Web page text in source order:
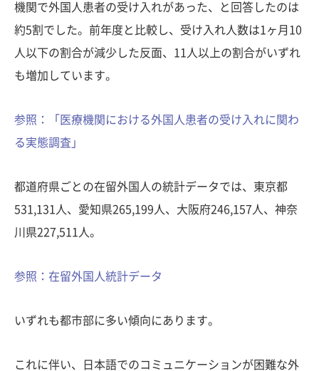
機関で外国人患者の受け入れがあった、と回答したのは
約5割でした。前年度と比較し、受け入れ人数は1ヶ月10
人以下の割合が減少した反面、11人以上の割合がいずれ
も増加しています。
参照：「医療機関における外国人患者の受け入れに関わ
る実態調査」
都道府県ごとの在留外国人の統計データでは、東京都
531,131人、愛知県265,199人、大阪府246,157人、神奈
川県227,511人。
参照：在留外国人統計データ
いずれも都市部に多い傾向にあります。
これに伴い、日本語でのコミュニケーションが困難な外